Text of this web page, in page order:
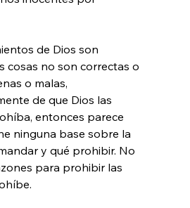
de Dios son
cosas no son correctas o
o malas,
de que Dios las
entonces parece
ninguna base sobre la
y qué prohibir. No
para prohibir las